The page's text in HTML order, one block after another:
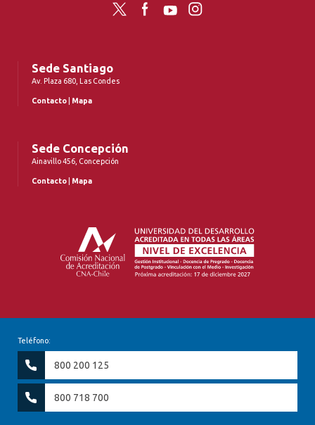
Twitter FacebookYouTubeInstagram
Sede Santiago
Av. Plaza 680, Las Condes
Contacto Mapa
Sede Concepción
Ainavillo 456, Concepción
Contacto Mapa
Teléfono:
800 200 125
800 718 700